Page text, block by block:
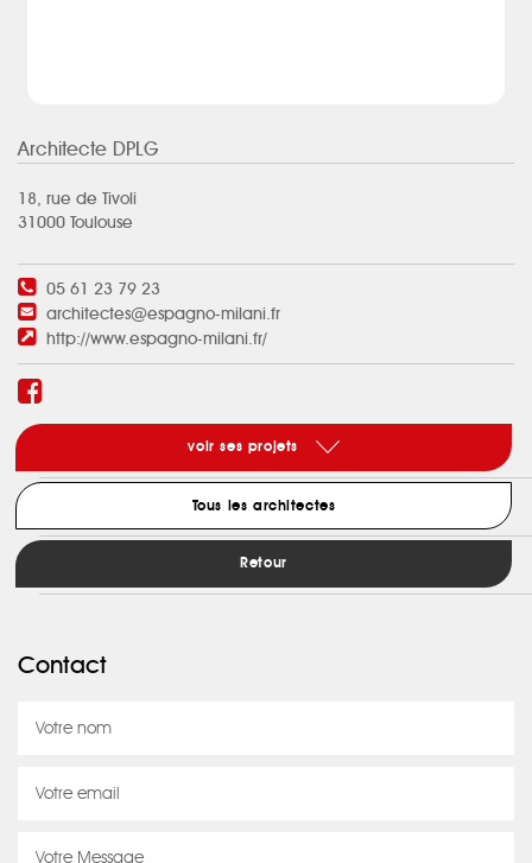
Architecte DPLG
18, rue de Tivoli
31000 Toulouse
05 61 23 79 23
architectes@espagno-milani.fr
http://www.espagno-milani.fr/
voir ses projets
Tous les architectes
Retour
Contact